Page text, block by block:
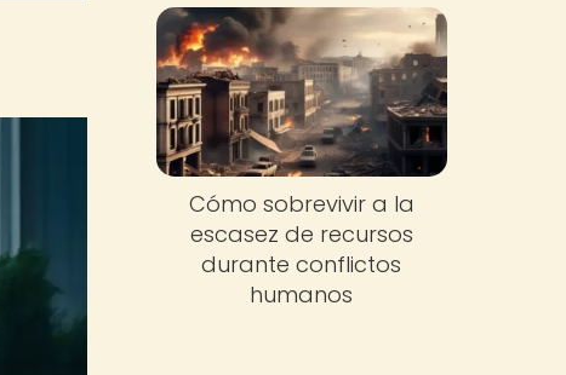
Cómo sobrevivir a la
escasez de recursos
durante conflictos
humanos